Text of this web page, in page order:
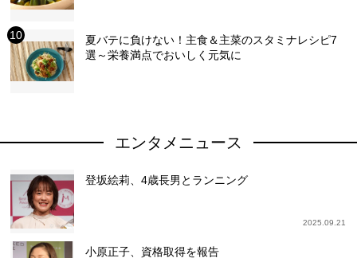
夏バテに負けない！主食＆主菜のスタミナレシピ7
選～栄養満点でおいしく元気に
エンタメニュース
登坂絵莉、4歳長男とランニング
2025.09.21
小原正子、資格取得を報告